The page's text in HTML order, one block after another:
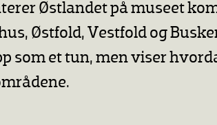
Østlandet på museet
Østfold, Vestfold og
som et tun, men viser